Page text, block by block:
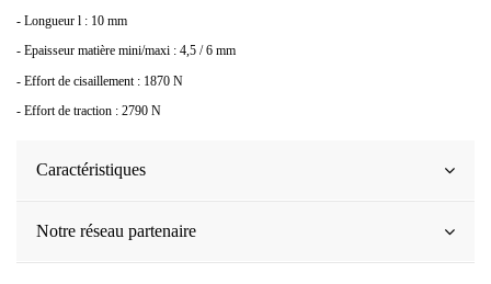
- Longueur l : 10 mm
- Epaisseur matière mini/maxi : 4,5 / 6 mm
- Effort de cisaillement : 1870 N
- Effort de traction : 2790 N
Caractéristiques
Notre réseau partenaire